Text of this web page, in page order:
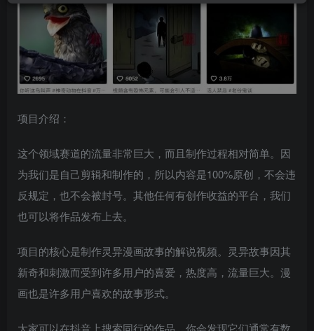
项目介绍：
这个领域赛道的流量非常巨大，而且制作过程相对简单。因
为我们是自己剪辑和制作的，所以内容是100%原创，不会违
反规定，也不会被封号。其他任何有创作收益的平台，我们
也可以将作品发布上去。
项目的核心是制作灵异漫画故事的解说视频。灵异故事因其
新奇和刺激而受到许多用户的喜爱，热度高，流量巨大。漫
画也是许多用户喜欢的故事形式。
大家可以在抖音上搜索同行的作品，你会发现它们通常有数